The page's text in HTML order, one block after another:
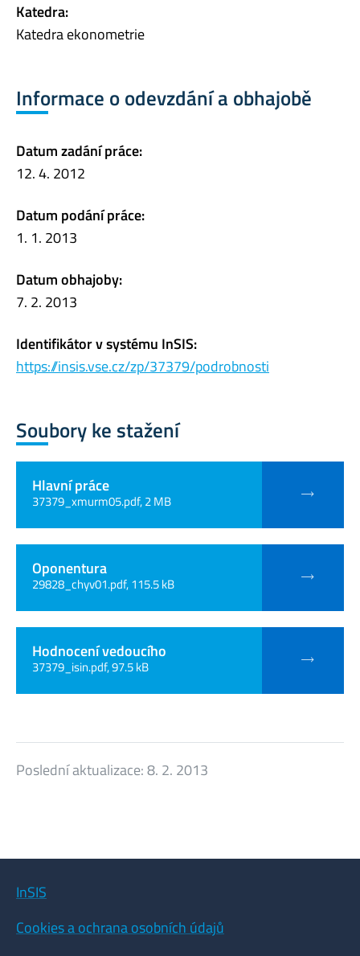
Katedra:
Katedra ekonometrie
Informace o odevzdání a obhajobě
Datum zadání práce:
12. 4. 2012
Datum podání práce:
1. 1. 2013
Datum obhajoby:
7. 2. 2013
Identifikátor v systému InSIS:
https://insis.vse.cz/zp/37379/podrobnosti
Soubory ke stažení
Hlavní práce
37379_xmurm05.pdf, 2 MB
Oponentura
29828_chyv01.pdf, 115.5 kB
Hodnocení vedoucího
37379_isin.pdf, 97.5 kB
Poslední aktualizace:8. 2. 2013
InSIS
Cookies a ochrana osobních údajů